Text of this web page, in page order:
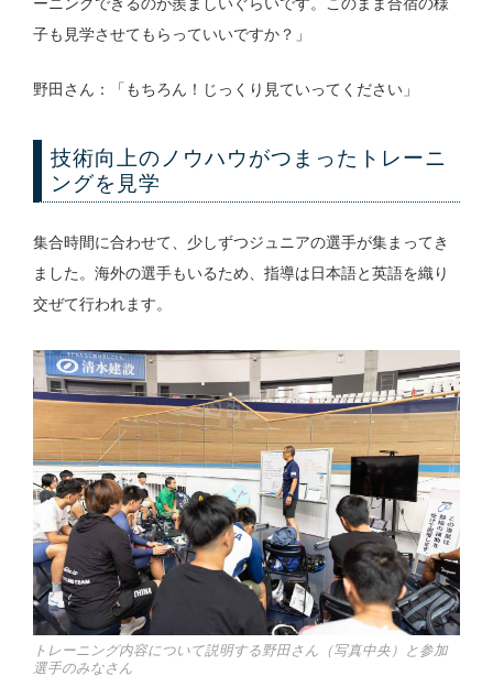
子も見学させてもらっていいですか？」
野田さん：「もちろん！じっくり見ていってください」
技術向上のノウハウがつまったトレーニ
ングを見学
集合時間に合わせて、少しずつジュニアの選手が集まってき
ました。海外の選手もいるため、指導は日本語と英語を織り
交ぜて行われます。
トレーニング内容について説明する野田さん（写真中央）と参加
選手のみなさん